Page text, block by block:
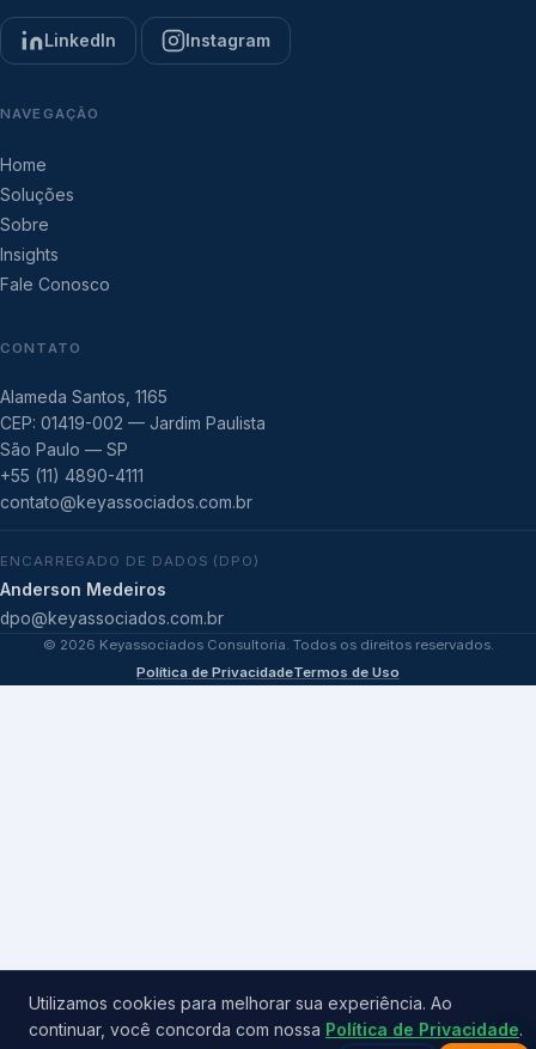
LinkedIn Instagram
NAVEGAÇÃO
Home
Soluções
Sobre
Insights
Fale Conosco
CONTATO
Alameda Santos, 1165
CEP: 01419-002 — Jardim Paulista
São Paulo — SP
+55 (11) 4890-4111
contato@keyassociados.com.br
ENCARREGADO DE DADOS (DPO)
Anderson Medeiros
dpo@keyassociados.com.br
© 2026 Keyassociados Consultoria. Todos os direitos reservados.
Política de PrivacidadeTermos de Uso
Utilizamos cookies para melhorar sua experiência. Ao
continuar, você concorda com nossa Política de Privacidade.